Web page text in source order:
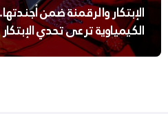
الإبتكار والرقمنة ضمن
الكيمياوية ترعى تحدي